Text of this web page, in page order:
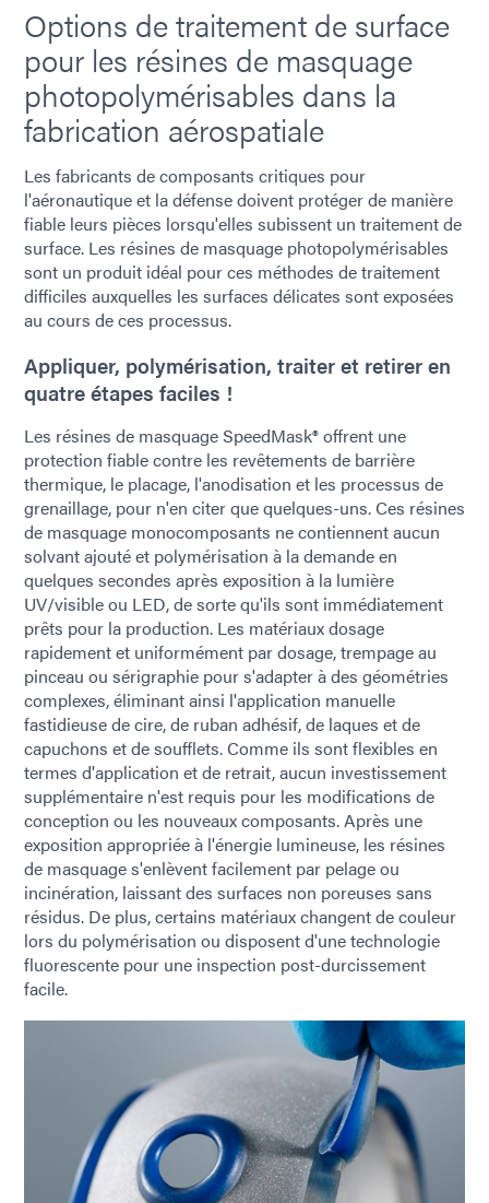
Options de traitement de surface
pour les résines de masquage
photopolymérisables dans la
fabrication aérospatiale
Les fabricants de composants critiques pour
l'aéronautique et la défense doivent protéger de manière
fiable leurs pièces lorsqu'elles subissent un traitement de
surface. Les résines de masquage photopolymérisables
sont un produit idéal pour ces méthodes de traitement
difficiles auxquelles les surfaces délicates sont exposées
au cours de ces processus.
Appliquer, polymérisation, traiter et retirer en
quatre étapes faciles !
Les résines de masquage SpeedMask® offrent une
protection fiable contre les revêtements de barrière
thermique, le placage, l'anodisation et les processus de
grenaillage, pour n'en citer que quelques-uns. Ces résines
de masquage monocomposants ne contiennent aucun
solvant ajouté et polymérisation à la demande en
quelques secondes après exposition à la lumière
UV/visible ou LED, de sorte qu'ils sont immédiatement
prêts pour la production. Les matériaux dosage
rapidement et uniformément par dosage, trempage au
pinceau ou sérigraphie pour s'adapter à des géométries
complexes, éliminant ainsi l'application manuelle
fastidieuse de cire, de ruban adhésif, de laques et de
capuchons et de soufflets. Comme ils sont flexibles en
termes d'application et de retrait, aucun investissement
supplémentaire n'est requis pour les modifications de
conception ou les nouveaux composants. Après une
exposition appropriée à l'énergie lumineuse, les résines
de masquage s'enlèvent facilement par pelage ou
incinération, laissant des surfaces non poreuses sans
résidus. De plus, certains matériaux changent de couleur
lors du polymérisation ou disposent d'une technologie
fluorescente pour une inspection post-durcissement
facile.